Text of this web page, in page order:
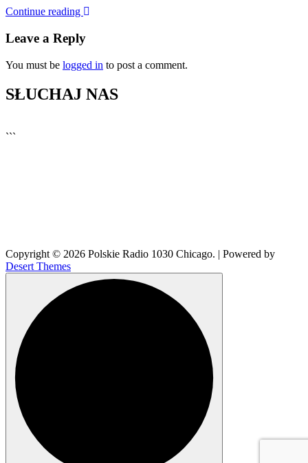
Continue reading
Leave a Reply
You must be logged in to post a comment.
SŁUCHAJ NAS
```
Copyright © 2026 Polskie Radio 1030 Chicago. | Powered by
Desert Themes